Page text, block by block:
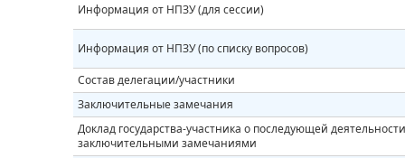
Информация от НПЗУ (для сессии)
Информация от НПЗУ (по списку вопросов)
Состав делегации/участники
Заключительные замечания
Доклад государства-участника о последующей
заключительными замечаниями